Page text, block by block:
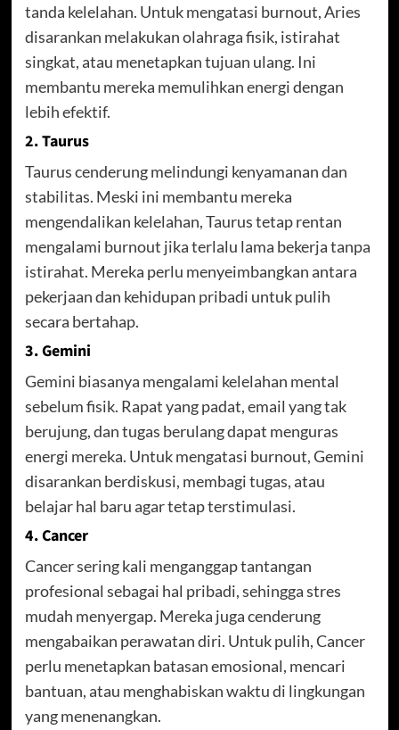
tanda kelelahan. Untuk mengatasi burnout, Aries
disarankan melakukan olahraga fisik, istirahat
singkat, atau menetapkan tujuan ulang. Ini
membantu mereka memulihkan energi dengan
lebih efektif.
2. Taurus
Taurus cenderung melindungi kenyamanan dan
stabilitas. Meski ini membantu mereka
mengendalikan kelelahan, Taurus tetap rentan
mengalami burnout jika terlalu lama bekerja tanpa
istirahat. Mereka perlu menyeimbangkan antara
pekerjaan dan kehidupan pribadi untuk pulih
secara bertahap.
3. Gemini
Gemini biasanya mengalami kelelahan mental
sebelum fisik. Rapat yang padat, email yang tak
berujung, dan tugas berulang dapat menguras
energi mereka. Untuk mengatasi burnout, Gemini
disarankan berdiskusi, membagi tugas, atau
belajar hal baru agar tetap terstimulasi.
4. Cancer
Cancer sering kali menganggap tantangan
profesional sebagai hal pribadi, sehingga stres
mudah menyergap. Mereka juga cenderung
mengabaikan perawatan diri. Untuk pulih, Cancer
perlu menetapkan batasan emosional, mencari
bantuan, atau menghabiskan waktu di lingkungan
yang menenangkan.